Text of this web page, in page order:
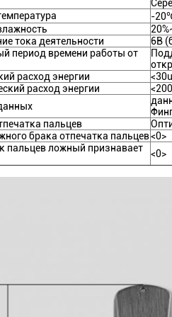
-
тока деятельности
6В
период времени работы от
расход энергии
расход энергии
пальцев
брака отпечатка пальцев<0>
пальцев ложный признавает
<0>